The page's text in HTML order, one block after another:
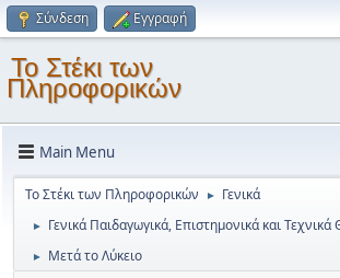
Σύνδεση Εγγραφή
Το Στέκι των
Πληροφορικών
Main Menu
Το Στέκι των Πληροφορικών ► Γενικά
► Γενικά Παιδαγωγικά, Επιστημονικά και Τεχνικά
► Μετά το Λύκειο